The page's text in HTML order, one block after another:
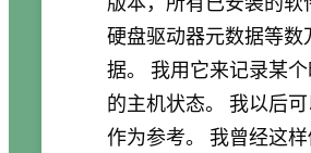
硬盘驱动器元数据等数
据。 我用它来记录某
的主机状态。 我以后
作为参考。 我曾经这